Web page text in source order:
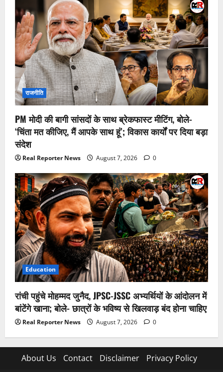
राजनीति
PM मोदी की बागी सांसदों के साथ ब्रेकफास्ट मीटिंग, बोले-
‘चिंता मत कीजिए, मैं आपके साथ हूं’; विकास कार्यों पर दिया बड़ा
संदेश
Real Reporter News August 7, 2026 0
Education
रांची पहुंचे मोहम्मद जुनैद, JPSC-JSSC अभ्यर्थियों के आंदोलन में
बांटेंगे खाना; बोले- छात्रों के भविष्य से खिलवाड़ बंद होना चाहिए
Real Reporter News August 7, 2026 0
About Us Contact Disclaimer Privacy Policy